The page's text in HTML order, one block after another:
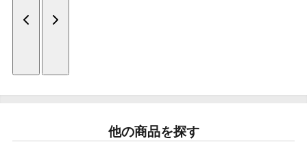
他の商品を探す